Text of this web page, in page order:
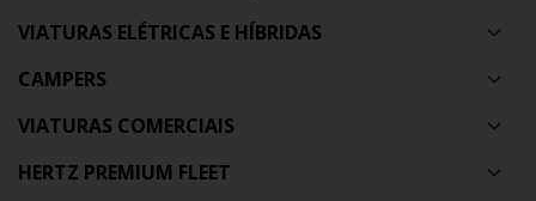
VIATURAS ELÉTRICAS E HÍBRIDAS
CAMPERS
VIATURAS COMERCIAIS
HERTZ PREMIUM FLEET